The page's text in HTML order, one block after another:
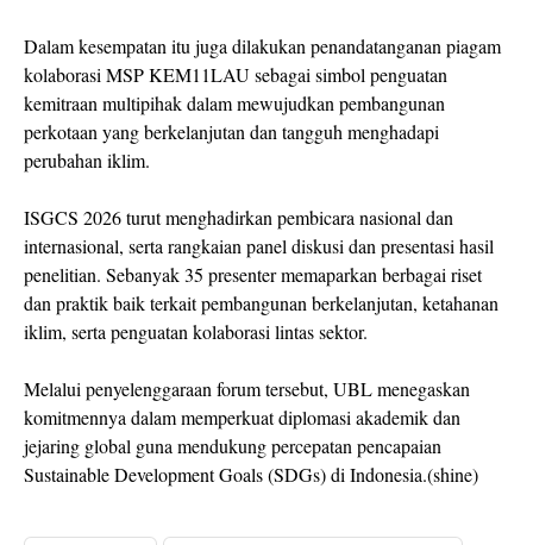
Dalam kesempatan itu juga dilakukan penandatanganan piagam
kolaborasi MSP KEM11LAU sebagai simbol penguatan
kemitraan multipihak dalam mewujudkan pembangunan
perkotaan yang berkelanjutan dan tangguh menghadapi
perubahan iklim.
ISGCS 2026 turut menghadirkan pembicara nasional dan
internasional, serta rangkaian panel diskusi dan presentasi hasil
penelitian. Sebanyak 35 presenter memaparkan berbagai riset
dan praktik baik terkait pembangunan berkelanjutan, ketahanan
iklim, serta penguatan kolaborasi lintas sektor.
Melalui penyelenggaraan forum tersebut, UBL menegaskan
komitmennya dalam memperkuat diplomasi akademik dan
jejaring global guna mendukung percepatan pencapaian
Sustainable Development Goals (SDGs) di Indonesia.(shine)